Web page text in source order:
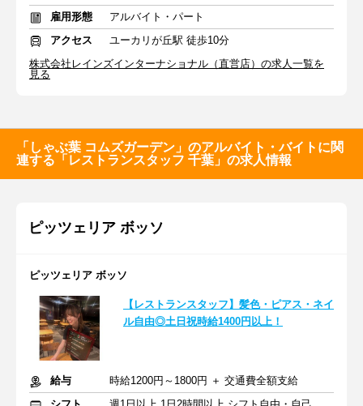
雇用形態
アルバイト・パート
アクセス
ユーカリが丘駅 徒歩10分
株式会社レインズインターナショナル（直営店）の求人一覧を
見る
「しゃぶ葉 コムズガーデン」のアルバイト・バイトに関
連する「レストランスタッフ 千葉」の求人情報
ピッツェリア ボッソ
ピッツェリア ボッソ
【レストランスタッフ】髪色・ピアス・ネイ
ル自由◎土日祝時給1400円以上！
給与
時給1200円～1800円 ＋ 交通費全額支給